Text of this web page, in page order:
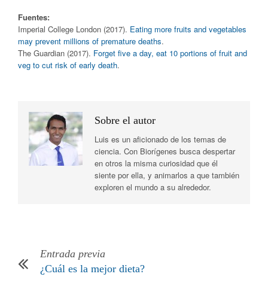
Fuentes:
Imperial College London (2017). Eating more fruits and vegetables
may prevent millions of premature deaths.
The Guardian (2017). Forget five a day, eat 10 portions of fruit and
veg to cut risk of early death.
Sobre el autor
Luis es un aficionado de los temas de
ciencia. Con Biorígenes busca despertar
en otros la misma curiosidad que él
siente por ella, y animarlos a que también
exploren el mundo a su alrededor.
Entrada previa
¿Cuál es la mejor dieta?